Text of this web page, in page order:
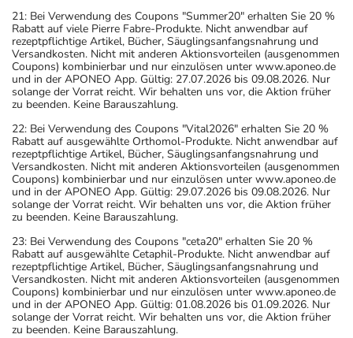
21: Bei Verwendung des Coupons "Summer20" erhalten Sie 20 %
Rabatt auf viele Pierre Fabre-Produkte. Nicht anwendbar auf
rezeptpflichtige Artikel, Bücher, Säuglingsanfangsnahrung und
Versandkosten. Nicht mit anderen Aktionsvorteilen (ausgenommen
Coupons) kombinierbar und nur einzulösen unter www.aponeo.de
und in der APONEO App. Gültig: 27.07.2026 bis 09.08.2026. Nur
solange der Vorrat reicht. Wir behalten uns vor, die Aktion früher
zu beenden. Keine Barauszahlung.
22: Bei Verwendung des Coupons "Vital2026" erhalten Sie 20 %
Rabatt auf ausgewählte Orthomol-Produkte. Nicht anwendbar auf
rezeptpflichtige Artikel, Bücher, Säuglingsanfangsnahrung und
Versandkosten. Nicht mit anderen Aktionsvorteilen (ausgenommen
Coupons) kombinierbar und nur einzulösen unter www.aponeo.de
und in der APONEO App. Gültig: 29.07.2026 bis 09.08.2026. Nur
solange der Vorrat reicht. Wir behalten uns vor, die Aktion früher
zu beenden. Keine Barauszahlung.
23: Bei Verwendung des Coupons "ceta20" erhalten Sie 20 %
Rabatt auf ausgewählte Cetaphil-Produkte. Nicht anwendbar auf
rezeptpflichtige Artikel, Bücher, Säuglingsanfangsnahrung und
Versandkosten. Nicht mit anderen Aktionsvorteilen (ausgenommen
Coupons) kombinierbar und nur einzulösen unter www.aponeo.de
und in der APONEO App. Gültig: 01.08.2026 bis 01.09.2026. Nur
solange der Vorrat reicht. Wir behalten uns vor, die Aktion früher
zu beenden. Keine Barauszahlung.